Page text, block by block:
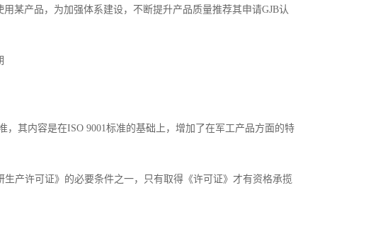
某产品，为加强体系建设，不断提升产品质量推荐其申请GJB认
，其内容是在ISO 9001标准的基础上，增加了在军工产品方面的特
产许可证》的必要条件之一，只有取得《许可证》才有资格承揽